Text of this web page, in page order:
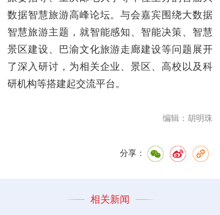
数据智慧旅游高峰论坛。与会嘉宾围绕大数据
智慧旅游主题，就智能感知、智能决策、智慧
景区建设、巴渝文化旅游走廊建设等问题展开
了深入研讨，为相关企业、景区、高校以及科
研机构等搭建起交流平台。
编辑：胡明珠
分享：
相关新闻